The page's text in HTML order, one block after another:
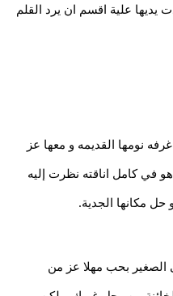
علية اقسم ان يرد القلم
نومها القديمه و معها عز
في كامل اناقته نظرت إليه
مكانها الجدية.
الصغير بحب مهلا عز من